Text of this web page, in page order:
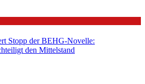
Stopp der BEHG-Novelle:
den Mittelstand